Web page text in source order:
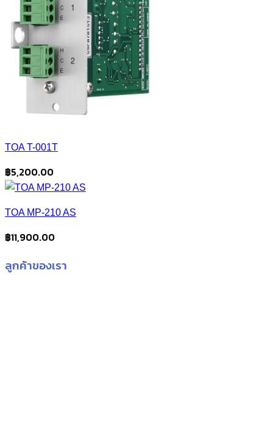
TOA T-001T
฿5,200.00
TOA MP-210 AS
฿11,900.00
ลูกค้าของเรา